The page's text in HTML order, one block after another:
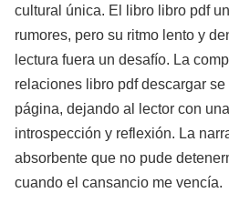
cultural única. El libro libro pdf
rumores, pero su ritmo lento y
lectura fuera un desafío. La
relaciones libro pdf descargar
página, dejando al lector con
introspección y reflexión. La
absorbente que no pude
cuando el cansancio me vencía.